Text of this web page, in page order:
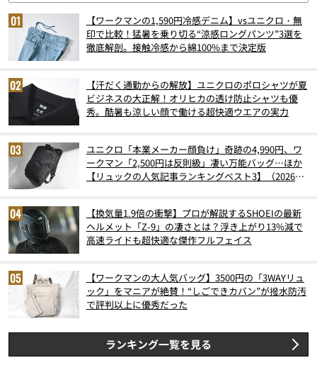
【ワークマンの1,590円冷感デニム】vsユニクロ・無
印で比較！猛暑を乗り切る“涼感ロングパンツ”3選を
徹底解剖。接触冷感から綿100%まで決定版
【汗だく通勤からの解放】ユニクロのポロシャツが夏
ビジネスの大正解！オリヒカの透け防止シャツも優
秀。酷暑も涼しい顔で働ける超快適ウエアの実力
ユニクロ「本業メーカー顔負け」奇跡の4,990円、ワ
ークマン「2,500円は反則級」凄い万能バッグ…ほか
【リュックの人気記事ランキングベスト3】（2026年
【換気量1.9倍の衝撃】プロが解説するSHOEIの最新
ヘルメット「Z-9」の凄さとは？浮き上がり13%減で
高速ライドも超快適な傑作フルフェイス
【ワークマンの大人気バッグ】3500円の「3WAYリュ
ック」をマニアが絶賛！“しごできカバン”が撥水防汚
で評判以上に優秀だった
ランキング一覧を見る